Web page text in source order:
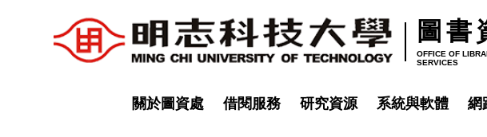
圖書
OFFICE OF
SERVICES
關於圖資處 借閱服務 研究資源 系統與軟體 網